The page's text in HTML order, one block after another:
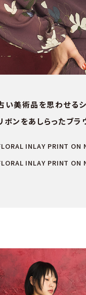
い美術品を思わせる
ボンをあしらったブラ
INLAY PRINT
INLAY PRINT